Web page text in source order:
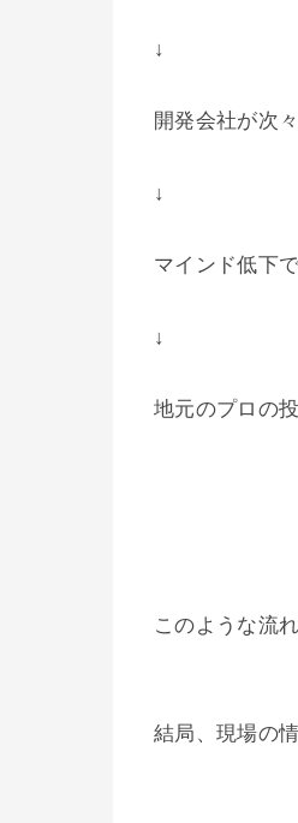
↓
開発会社が次
↓
マインド低下
↓
地元のプロの
このような流
結局、現場の